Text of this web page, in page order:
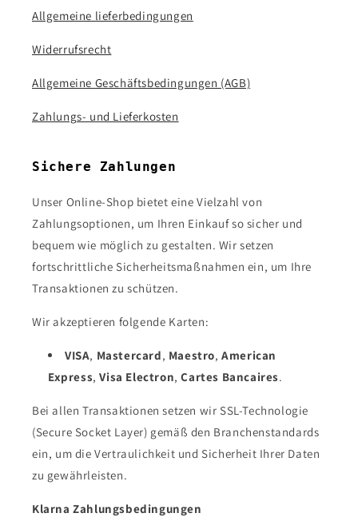
Allgemeine lieferbedingungen
Widerrufsrecht
Allgemeine Geschäftsbedingungen (AGB)
Zahlungs- und Lieferkosten
Sichere Zahlungen
Unser Online-Shop bietet eine Vielzahl von
Zahlungsoptionen, um Ihren Einkauf so sicher und
bequem wie möglich zu gestalten. Wir setzen
fortschrittliche Sicherheitsmaßnahmen ein, um Ihre
Transaktionen zu schützen.
Wir akzeptieren folgende Karten:
VISA, Mastercard, Maestro,American
Express,Visa Electron,Cartes Bancaires.
Bei allen Transaktionen setzen wir SSL-Technologie
(Secure Socket Layer) gemäß den Branchenstandards
ein, um die Vertraulichkeit und Sicherheit Ihrer Daten
zu gewährleisten.
Klarna Zahlungsbedingungen